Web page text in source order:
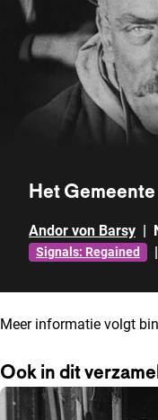
Het
Andor von Barsy |
Signals: Regained |
Meer informatie volgt
Ook in dit